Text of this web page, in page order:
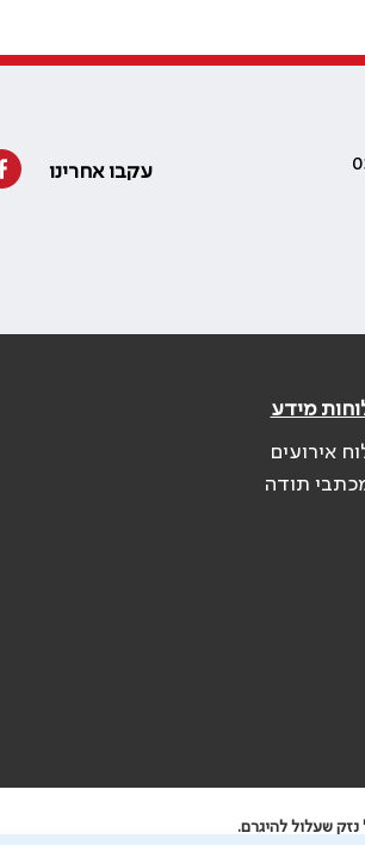
עקבו אחרינו
מידע
אירועים
תודה
שעלול להיגרם.